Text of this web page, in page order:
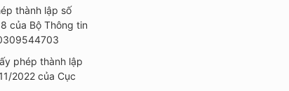
thành lập số
của Bộ Thông tin
phép thành lập
2022 của Cục